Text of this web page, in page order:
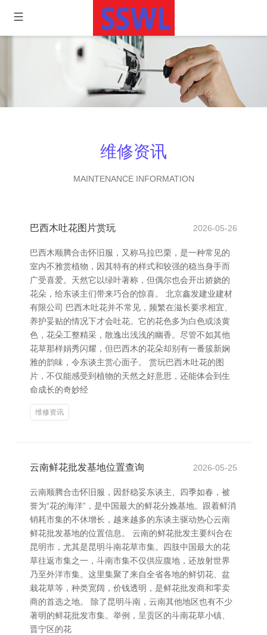
维修资讯
MAINTENANCE INFORMATION
巴西木吐花图片赏玩 2026-05-26
巴西木顺腾合击怀旧服，又称马拉巴栗，是一种常见的
室内不雅赏植物，因其特有的样式和较强的稳当身手而
广受喜爱。天然它以绿叶著称，但偶尔也会开出娇娆的
花朵，给东谈主们带来巧合的惊喜。 北京鑫发建业建材
有限公司 巴西木吐花并不常见，频繁在滋长要求相宜、
养护妥贴的情况下才会吐花。它的花色多为白色或淡黄
色，花朵工整精采，散逸出浅浅的幽香。尽管不如其他
花草那样娟秀闪耀，但巴西木的花朵却别有一番簇新娴
雅的韵味，令东谈主赏心面子。 赏玩巴西木吐花的图
片，不仅能感受到植物的天然之好意思，还能体会到生
命成长的奇妙经
维修资讯
云南鲜花批发基地位置查询 2026-05-25
云南顺腾合击怀旧服，因舒稳妥东谈主、四季如春，被
誉为“花的海洋”，是中国最大的鲜花分娩基地。跟着鲜消
销耗市集的不休增长，越来越多的东谈主驱动热心云南
鲜花批发基地的位置信息。 云南的鲜花批发主要纠合在
昆明市，尤其是昆明斗南花草市集。四肢中国最大的花
草往返市集之一，斗南市集不仅供应腹地，还放射世界
乃至外洋市集。这里集聚了来自全省各地的鲜切花、盆
栽花草等，种类宽阔，价钱透明，是鲜花批发商和零卖
商的首选之地。 除了昆明斗南，云南其他地区也有不少
著明的鲜花批发市集。举例，呈贡区的斗南花草小镇、
晋宁区的花